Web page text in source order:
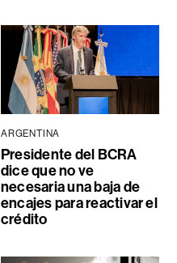
ARGENTINA
Presidente del BCRA
dice que no ve
necesaria una baja de
encajes para reactivar el
crédito